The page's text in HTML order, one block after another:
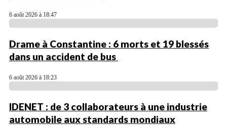
6 août 2026 à 18:47
Drame à Constantine : 6 morts et 19 blessés
dans un accident de bus
6 août 2026 à 18:23
IDENET : de 3 collaborateurs à une industrie
automobile aux standards mondiaux